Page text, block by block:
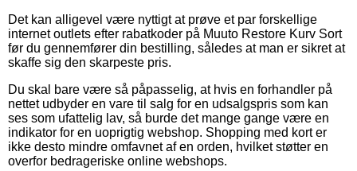
Det kan alligevel være nyttigt at prøve et par forskellige
internet outlets efter rabatkoder på Muuto Restore Kurv Sort
før du gennemfører din bestilling, således at man er sikret at
skaffe sig den skarpeste pris.
Du skal bare være så påpasselig, at hvis en forhandler på
nettet udbyder en vare til salg for en udsalgspris som kan
ses som ufattelig lav, så burde det mange gange være en
indikator for en uoprigtig webshop. Shopping med kort er
ikke desto mindre omfavnet af en orden, hvilket støtter en
overfor bedrageriske online webshops.